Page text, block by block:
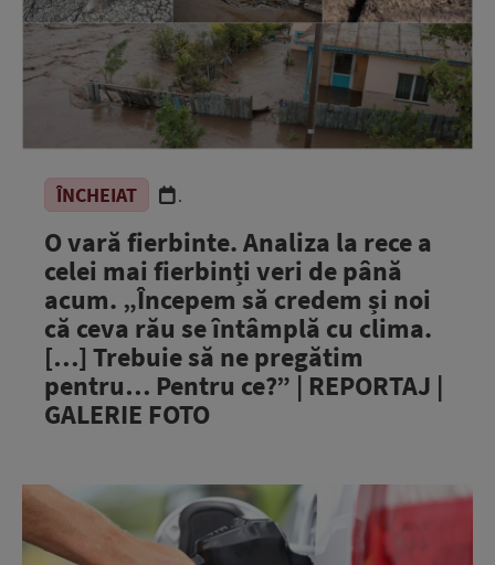
ÎNCHEIAT .
O vară fierbinte. Analiza la rece a
celei mai fierbinți veri de până
acum. „Începem să credem și noi
că ceva rău se întâmplă cu clima.
[…] Trebuie să ne pregătim
pentru… Pentru ce?” | REPORTAJ |
GALERIE FOTO